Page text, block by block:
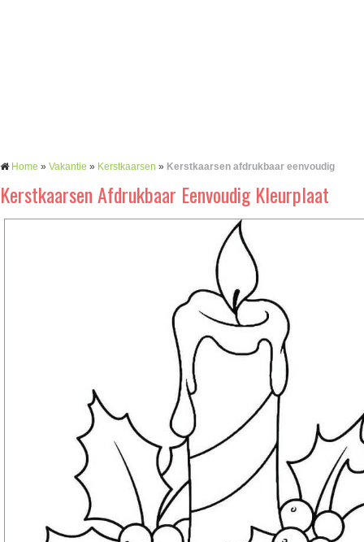
Home » Vakantie » Kerstkaarsen » Kerstkaarsen afdrukbaar eenvoudig
Kerstkaarsen Afdrukbaar Eenvoudig Kleurplaat